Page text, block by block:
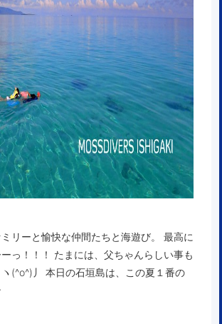
リーと愉快な仲間たちと海遊び。 最高に
っ！！！ たまには、父ちゃんらしい事も
(^o^)丿 本日の石垣島は、この夏１番の